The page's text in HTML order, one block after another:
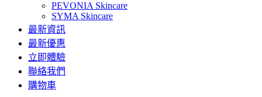
PEVONIA Skincare
SYMA Skincare
最新資訊
最新優惠
立即體驗
聯絡我們
購物車